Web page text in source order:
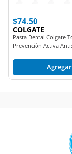
$74.50
COLGATE
Pasta Dental Colgate
Prevención Activa
Agregar